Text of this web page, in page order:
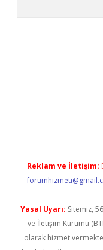
Reklam ve İletişim:
Yasal Uyarı: Sitemiz,
ve İletişim Kurumu
olarak hizmet